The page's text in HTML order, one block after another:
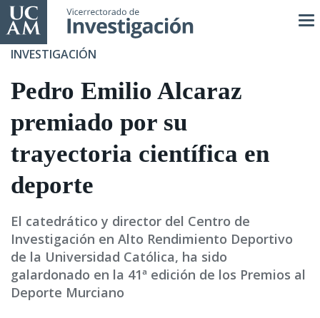
Pasar
al
contenido
INVESTIGACIÓN
Pedro Emilio Alcaraz
premiado por su
trayectoria científica en
deporte
El catedrático y director del Centro de
Investigación en Alto Rendimiento Deportivo
de la Universidad Católica, ha sido
galardonado en la 41ª edición de los Premios al
Deporte Murciano